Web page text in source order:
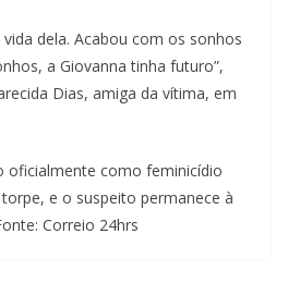
dela. Acabou com os sonhos
a Giovanna tinha futuro”,
Dias, amiga da vítima, em
oficialmente como feminicídio
e o suspeito permanece à
Correio 24hrs